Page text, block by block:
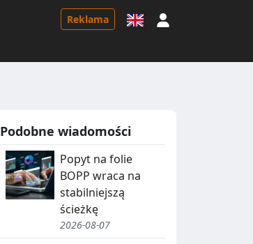
Reklama
Podobne wiadomości
Popyt na folie
BOPP wraca na
stabilniejszą
ścieżkę
2026-08-07